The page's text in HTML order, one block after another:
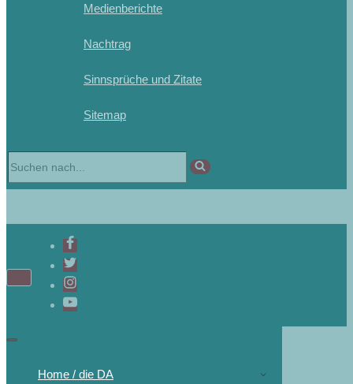
Medienberichte
Nachtrag
Sinnsprüche und Zitate
Sitemap
Home / die DA